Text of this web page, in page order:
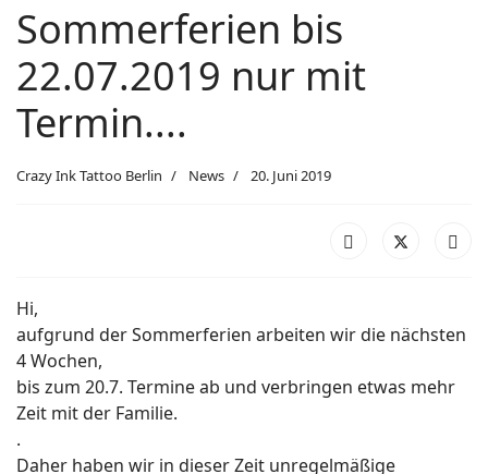
Sommerferien bis
22.07.2019 nur mit
Termin....
Crazy Ink Tattoo Berlin News 20. Juni 2019
Hi,
aufgrund der Sommerferien arbeiten wir die nächsten
4 Wochen,
bis zum 20.7. Termine ab und verbringen etwas mehr
Zeit mit der Familie.
.
Daher haben wir in dieser Zeit unregelmäßige